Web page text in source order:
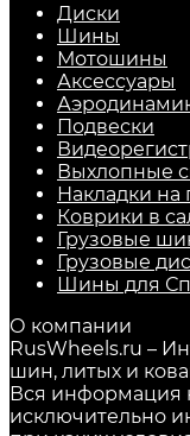
Диски
Шины
Мотошины
Аксессуары
Подвески
Выхлопные
Накладки на
Коврики в
Грузовые
Грузовые
Шины для
О компании
RusWheels.ru –
шин, литых и
Вся информация
исключительно